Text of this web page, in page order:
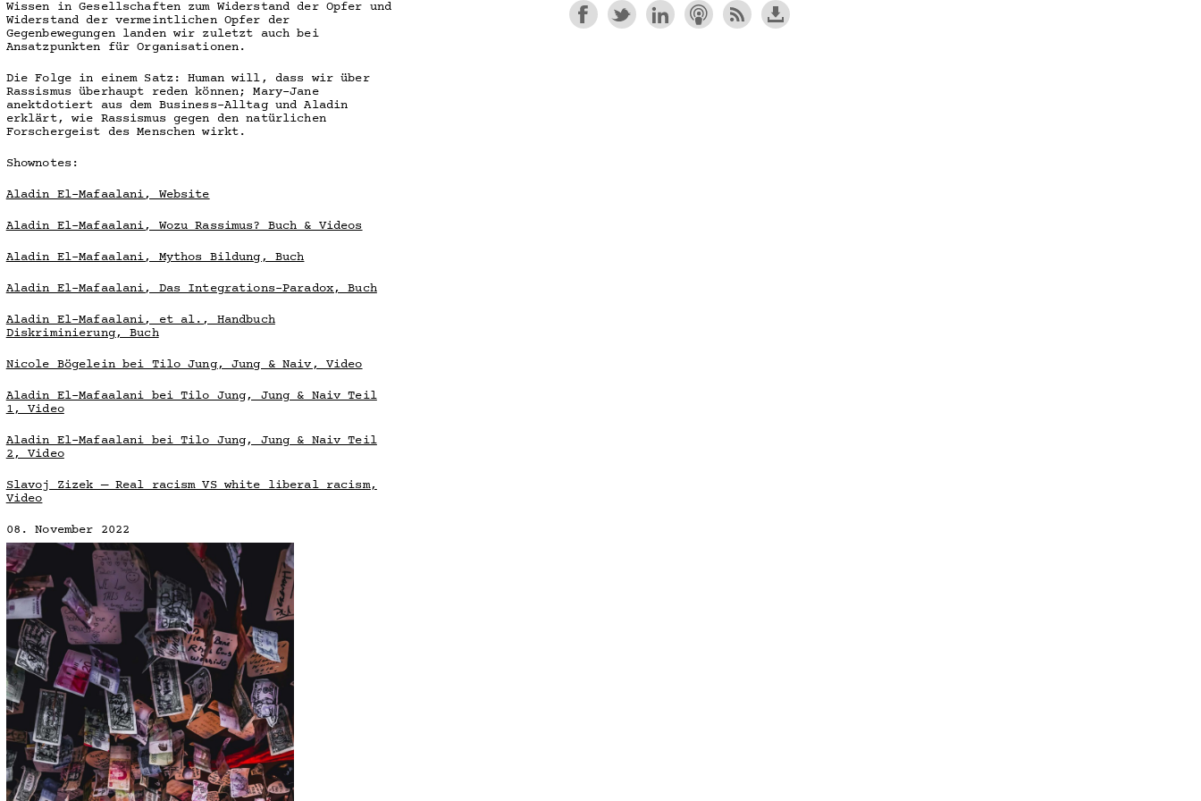
Wissen in Gesellschaften zum Widerstand der Opfer und
Widerstand der vermeintlichen Opfer der
Gegenbewegungen landen wir zuletzt auch bei
Ansatzpunkten für Organisationen.
Die Folge in einem Satz: Human will, dass wir über
Rassismus überhaupt reden können; Mary-Jane
anektdotiert aus dem Business-Alltag und Aladin
erklärt, wie Rassismus gegen den natürlichen
Forschergeist des Menschen wirkt.
Shownotes:
Aladin El-Mafaalani, Website
Aladin El-Mafaalani, Wozu Rassimus? Buch & Videos
Aladin El-Mafaalani, Mythos Bildung, Buch
Aladin El-Mafaalani, Das Integrations-Paradox, Buch
Aladin El-Mafaalani, et al., Handbuch
Diskriminierung, Buch
Nicole Bögelein bei Tilo Jung, Jung & Naiv, Video
Aladin El-Mafaalani bei Tilo Jung, Jung & Naiv Teil
1, Video
Aladin El-Mafaalani bei Tilo Jung, Jung & Naiv Teil
2, Video
Slavoj Zizek — Real racism VS white liberal racism,
Video
08. November 2022